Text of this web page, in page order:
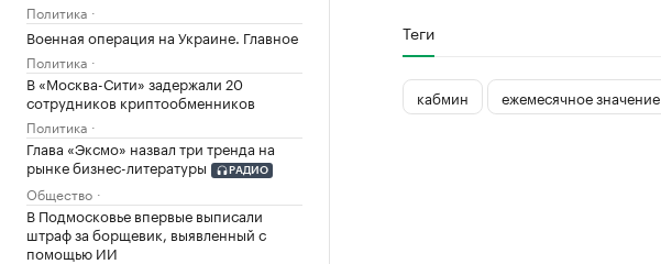
Политика
Военная операция на Украине. Главное
Политика
В «Москва-Сити» задержали 20
сотрудников криптообменников
Политика
Глава «Эксмо» назвал три тренда на
рынке бизнес-литературы
РАДИО
Общество
В Подмосковье впервые выписали
штраф за борщевик, выявленный с
помощью ИИ
Теги
кабмин ежемесячное значение